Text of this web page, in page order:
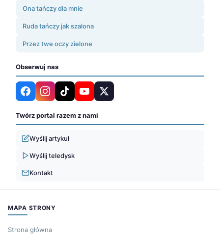
Ona tańczy dla mnie
Ruda tańczy jak szalona
Przez twe oczy zielone
Obserwuj nas
Twórz portal razem z nami
Wyślij artykuł
Wyślij teledysk
Kontakt
MAPA STRONY
Strona główna